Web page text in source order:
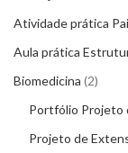
Atividade prática
Aula prática
Biomedicina 2
Portfólio Projeto
Projeto de